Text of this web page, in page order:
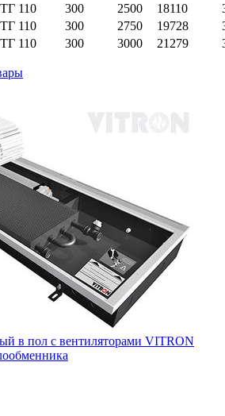
110 300 2500 18110
110 300 2750 19728
110 300 3000 21279
в пол с вентиляторами VITRON